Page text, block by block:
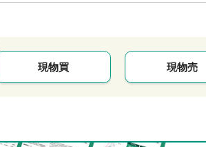
現物買 現物売